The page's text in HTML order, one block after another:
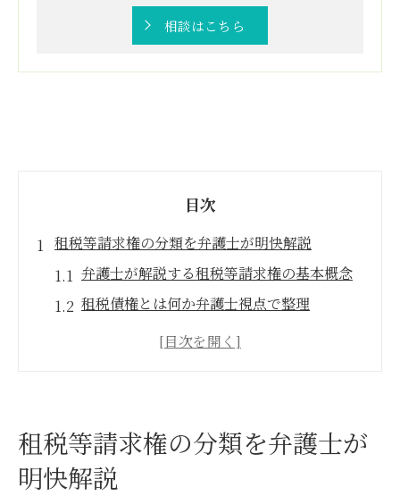
相談はこちら
目次
租税等請求権の分類を弁護士が明快解説
弁護士が解説する租税等請求権の基本概念
租税債権とは何か弁護士視点で整理
租税等請求権の種類ごとの実務的な違い
財団債権となる租税等の特徴と実務対応
弁護士が解説する財団債権の基礎知識と事
租税等請求権の分類を弁護士が
明快解説